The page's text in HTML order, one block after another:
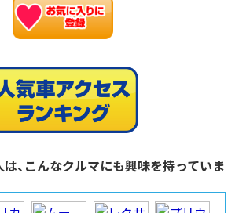
、こんなクルマにも興味を持っていま